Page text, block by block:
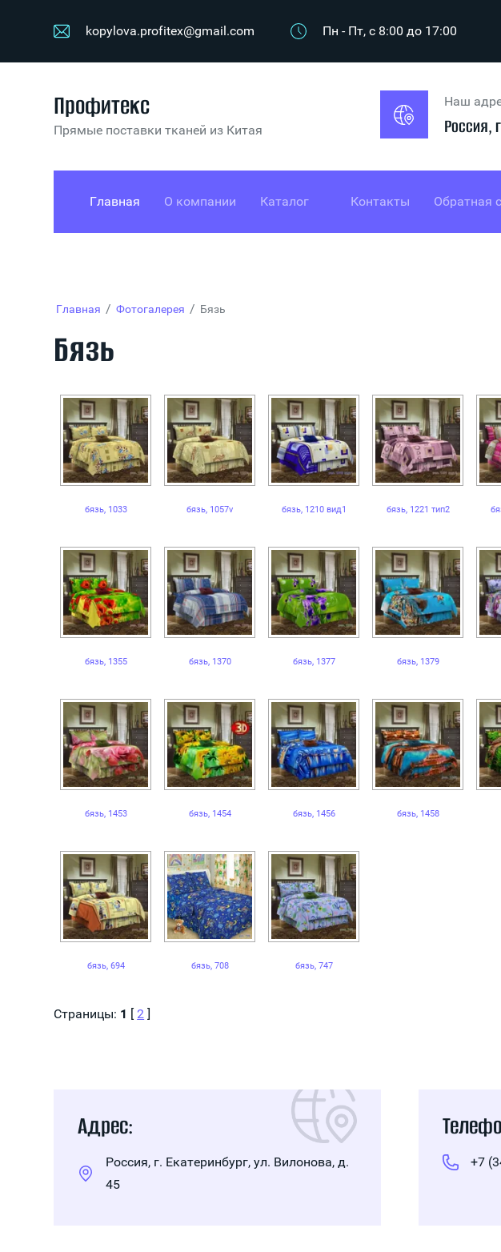
kopylova.profitex@gmail.com Пн - Пт, с 8:00 до 17:00
Профитекс
Прямые поставки тканей из Китая
Наш
Россия,
Главная О компании Каталог Контакты Обратная
Главная / Фотогалерея / Бязь
Бязь
бязь, 1033 бязь, 1057v бязь, 1210 вид1 бязь, 1221 тип2
бязь, 1355 бязь, 1370 бязь, 1377 бязь, 1379
бязь, 1453 бязь, 1454 бязь, 1456 бязь, 1458
бязь, 694 бязь, 708 бязь, 747
Страницы: 1 [ 2 ]
Адрес:
Россия, г. Екатеринбург, ул. Вилонова, д.
45
+7